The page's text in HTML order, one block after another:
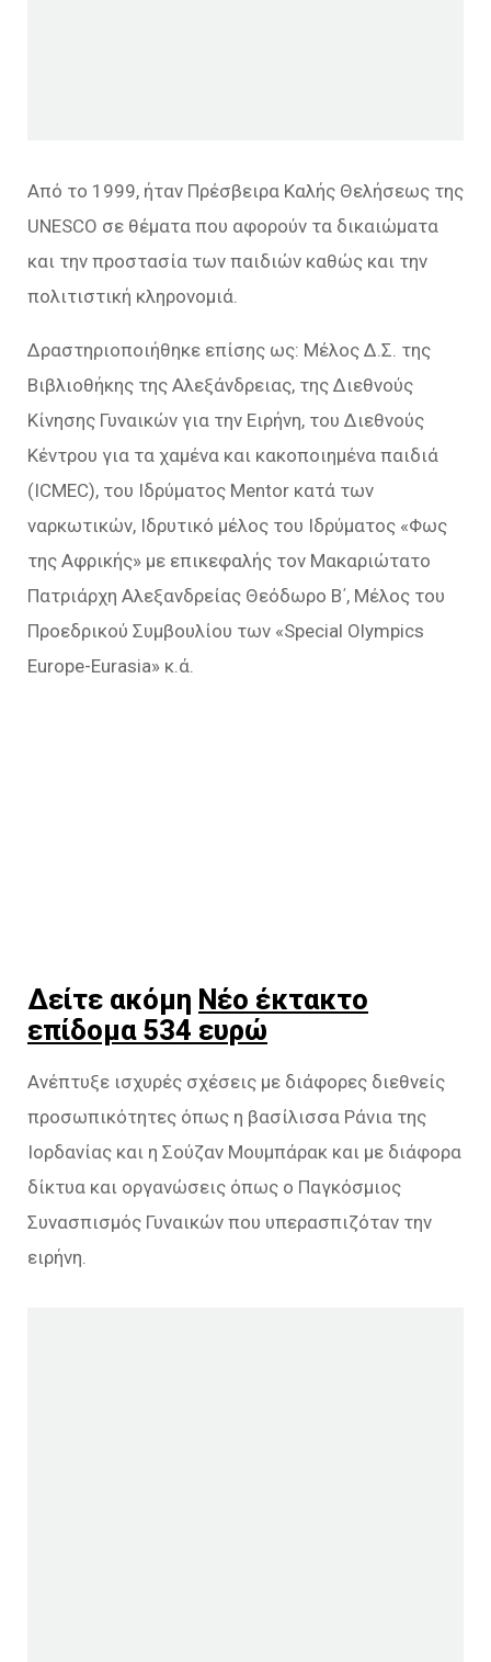
Από το 1999, ήταν Πρέσβειρα Καλής Θελήσεως της
UNESCO σε θέματα που αφορούν τα δικαιώματα
και την προστασία των παιδιών καθώς και την
πολιτιστική κληρονομιά.
Δραστηριοποιήθηκε επίσης ως: Μέλος Δ.Σ. της
Βιβλιοθήκης της Αλεξάνδρειας, της Διεθνούς
Κίνησης Γυναικών για την Ειρήνη, του Διεθνούς
Κέντρου για τα χαμένα και κακοποιημένα παιδιά
(ICMEC), του Ιδρύματος Mentor κατά των
ναρκωτικών, Ιδρυτικό μέλος του Ιδρύματος «Φως
της Αφρικής» με επικεφαλής τον Μακαριώτατο
Πατριάρχη Αλεξανδρείας Θεόδωρο Β΄, Μέλος του
Προεδρικού Συμβουλίου των «Special Olympics
Europe-Eurasia» κ.ά.
Δείτε ακόμη Νέο έκτακτο
επίδομα 534 ευρώ
Ανέπτυξε ισχυρές σχέσεις με διάφορες διεθνείς
προσωπικότητες όπως η βασίλισσα Ράνια της
Ιορδανίας και η Σούζαν Μουμπάρακ και με διάφορα
δίκτυα και οργανώσεις όπως ο Παγκόσμιος
Συνασπισμός Γυναικών που υπερασπιζόταν την
ειρήνη.